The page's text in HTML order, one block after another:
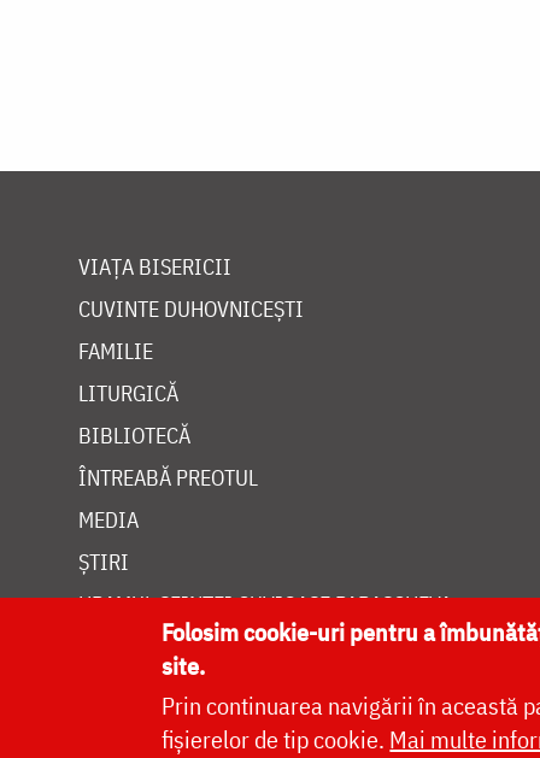
VIAȚA BISERICII
CUVINTE DUHOVNICEȘTI
FAMILIE
LITURGICĂ
BIBLIOTECĂ
ÎNTREABĂ PREOTUL
MEDIA
ȘTIRI
HRAMUL SFINTEI CUVIOASE PARASCHEVA
Folosim cookie-uri pentru a
site.
Prin continuarea navigării în această
fișierelor de tip cookie. Mai multe